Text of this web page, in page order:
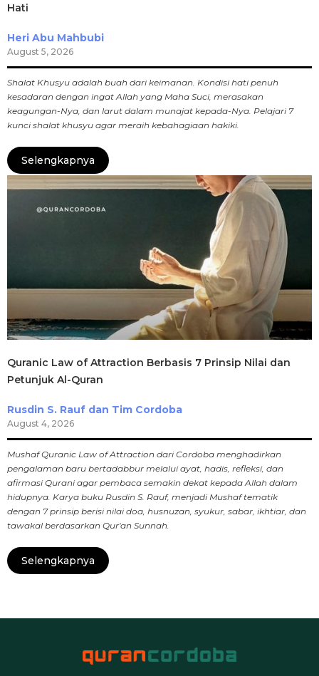
Hati
Heri Abu Mahbubi
August 5, 2026
Shalat Khusyu adalah buah dari keimanan. Kondisi hati penuh
kesadaran dengan ingat Allah yang Maha Suci, merasakan
keagungan-Nya, dan larut dalam munajat kepada-Nya. Pelajari 7
kunci shalat khusyu agar meraih kebahagiaan hakiki.
Selengkapnya
Quranic Law of Attraction Berbasis 7 Prinsip Nilai dan
Petunjuk Al-Quran
Rusdin S. Rauf dan Tim Cordoba
August 4, 2026
Mushaf Quranic Law of Attraction dari Cordoba menghadirkan
pengalaman baru bertadabbur melalui ayat, hadis, refleksi, dan
afirmasi Qurani agar pembaca semakin dekat kepada Allah dalam
hidupnya. Karya buku Rusdin S. Rauf, menjadi Mushaf tematik
dengan 7 prinsip berisi nilai doa, husnuzan, syukur, sabar, ikhtiar, dan
tawakal berdasarkan Qur'an Sunnah.
Selengkapnya